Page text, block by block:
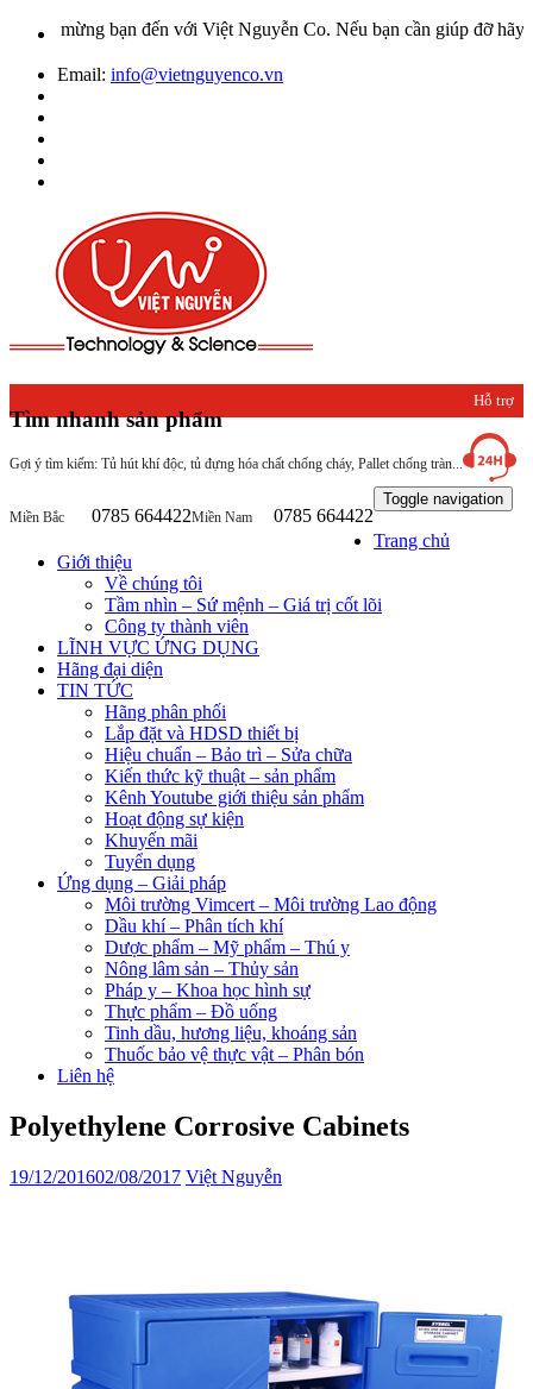
mừng bạn đến với Việt Nguyễn Co. Nếu bạn cần giúp đỡ hãy
Email: info@vietnguyenco.vn
Tìm nhanh sản phẩm
Gợi ý tìm kiếm: Tủ hút khí độc, tủ đựng hóa chất chống cháy, Pallet chống tràn...
Hỗ trợ
khách
hàng
Miền Bắc 0785 664422Miền Nam 0785 664422
Toggle navigation
Trang chủ
Giới thiệu
Về chúng tôi
Tầm nhìn – Sứ mệnh – Giá trị cốt lõi
Công ty thành viên
LĨNH VỰC ỨNG DỤNG
Hãng đại diện
TIN TỨC
Hãng phân phối
Lắp đặt và HDSD thiết bị
Hiệu chuẩn – Bảo trì – Sửa chữa
Kiến thức kỹ thuật – sản phẩm
Kênh Youtube giới thiệu sản phẩm
Hoạt động sự kiện
Khuyến mãi
Tuyển dụng
Ứng dụng – Giải pháp
Môi trường Vimcert – Môi trường Lao động
Dầu khí – Phân tích khí
Dược phẩm – Mỹ phẩm – Thú y
Nông lâm sản – Thủy sản
Pháp y – Khoa học hình sự
Thực phẩm – Đồ uống
Tinh dầu, hương liệu, khoáng sản
Thuốc bảo vệ thực vật – Phân bón
Liên hệ
Polyethylene Corrosive Cabinets
19/12/201602/08/2017 Việt Nguyễn